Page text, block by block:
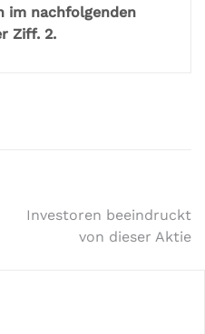
im nachfolgenden
Ziff. 2.
Investoren beeindruckt
von dieser Aktie